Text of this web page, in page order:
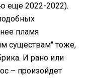
еще 2022-2022).
пламя
существам" тоже,
И рано или
– произойдет